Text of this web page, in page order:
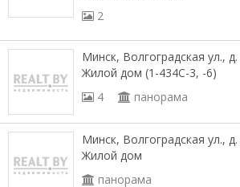
2
Минск, Волгоградская ул., д.
Жилой дом (1-434С-3, -6)
4
панорама
Минск, Волгоградская ул., д.
Жилой дом
панорама